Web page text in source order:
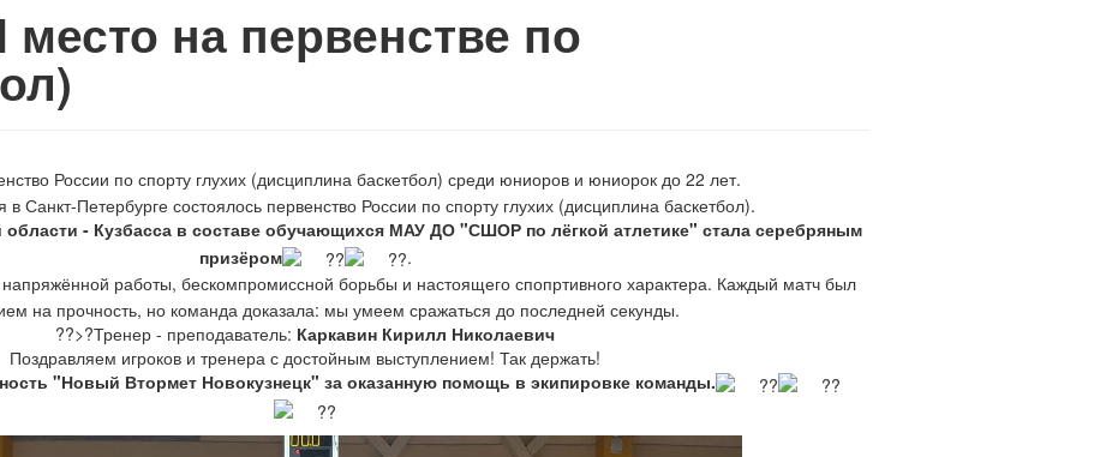
место на первенстве по
России по спорту глухих (дисциплина баскетбол) среди юниоров и юниорок до 22 лет.
Санкт-Петербурге состоялось первенство России по спорту глухих (дисциплина баскетбол).
- Кузбасса в составе обучающихся МАУ ДО "СШОР по лёгкой атлетике" стала серебряным
призёром
.
работы, бескомпромиссной борьбы и настоящего спопртивного характера. Каждый матч был
на прочность, но команда доказала: мы умеем сражаться до последней секунды.
??‍>?Тренер - преподаватель: Каркавин Кирилл Николаевич
Поздравляем игроков и тренера с достойным выступлением! Так держать!
"Новый Втормет Новокузнецк" за оказанную помощь в экипировке команды.